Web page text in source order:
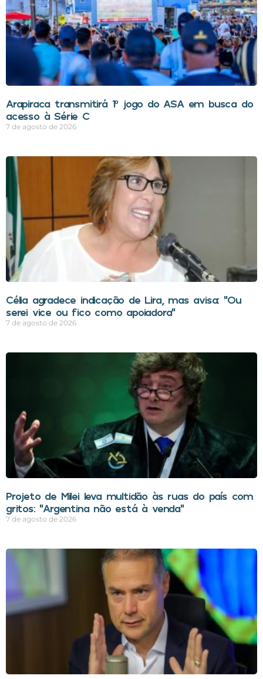
Arapiraca transmitirá 1º jogo do ASA em busca do
acesso à Série C
7 de agosto de 2026
Célia agradece indicação de Lira, mas avisa: “Ou
serei vice ou fico como apoiadora”
7 de agosto de 2026
Projeto de Milei leva multidão às ruas do país com
gritos: “Argentina não está à venda”
7 de agosto de 2026